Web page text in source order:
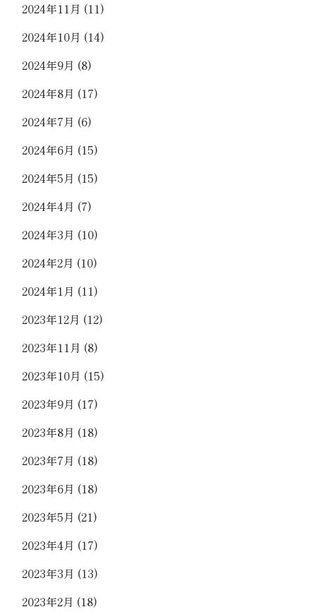
2024年11月 (11)
2024年10月 (14)
2024年9月 (8)
2024年8月 (17)
2024年7月 (6)
2024年6月 (15)
2024年5月 (15)
2024年4月 (7)
2024年3月 (10)
2024年2月 (10)
2024年1月 (11)
2023年12月 (12)
2023年11月 (8)
2023年10月 (15)
2023年9月 (17)
2023年8月 (18)
2023年7月 (18)
2023年6月 (18)
2023年5月 (21)
2023年4月 (17)
2023年3月 (13)
2023年2月 (18)